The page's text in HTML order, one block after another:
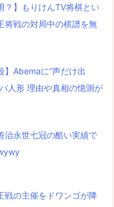
？】もりけんTV将棋とい
将戦の対局中の棋譜を無
】Abemaに”声だけ出
人形 理由や真相の憶測が
治永世七冠の酷い実績で
戦の主催をドワンゴが降